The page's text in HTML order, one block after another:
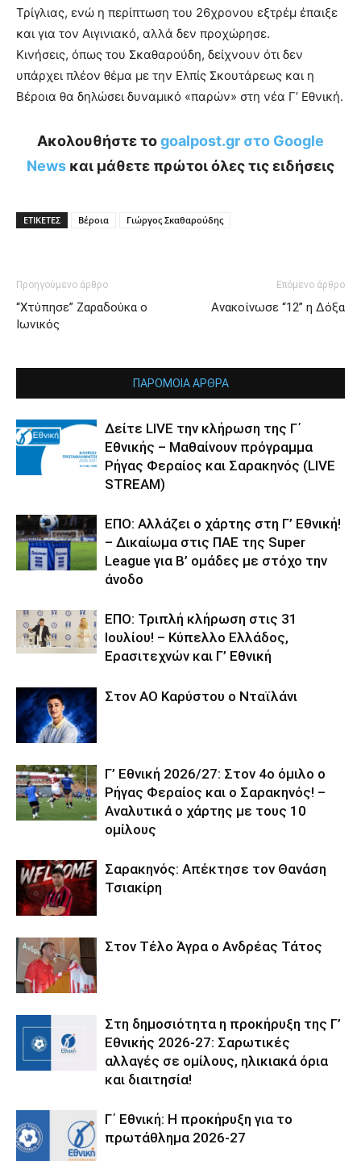
Τρίγλιας, ενώ η περίπτωση του 26χρονου εξτρέμ έπαιξε
και για τον Αιγινιακό, αλλά δεν προχώρησε.
Κινήσεις, όπως του Σκαθαρούδη, δείχνουν ότι δεν
υπάρχει πλέον θέμα με την Ελπίς Σκουτάρεως και η
Βέροια θα δηλώσει δυναμικό «παρών» στη νέα Γ’ Εθνική.
Ακολουθήστε τοgoalpost.gr στο Google
News και μάθετε πρώτοι όλες τις ειδήσεις
ΕΤΙΚΕΤΕΣ Βέροια Γιώργος Σκαθαρούδης
Προηγούμενο άρθρο
“Χτύπησε” Ζαραδούκα ο
Ιωνικός
Επόμενο άρθρο
Ανακοίνωσε “12” η Δόξα
ΠΑΡΟΜΟΙΑ ΑΡΘΡΑ
Δείτε LIVE την κλήρωση της Γ΄
Εθνικής – Μαθαίνουν πρόγραμμα
Ρήγας Φεραίος και Σαρακηνός (LIVE
STREAM)
ΕΠΟ: Αλλάζει ο χάρτης στη Γ’ Εθνική!
– Δικαίωμα στις ΠΑΕ της Super
League για Β’ ομάδες με στόχο την
άνοδο
ΕΠΟ: Τριπλή κλήρωση στις 31
Ιουλίου! – Κύπελλο Ελλάδος,
Ερασιτεχνών και Γ’ Εθνική
Στον ΑΟ Καρύστου ο Νταϊλάνι
Γ’ Εθνική 2026/27: Στον 4ο όμιλο ο
Ρήγας Φεραίος και ο Σαρακηνός! –
Αναλυτικά ο χάρτης με τους 10
ομίλους
Σαρακηνός: Απέκτησε τον Θανάση
Τσιακίρη
Στον Τέλο Άγρα ο Ανδρέας Τάτος
Στη δημοσιότητα η προκήρυξη της Γ’
Εθνικής 2026-27: Σαρωτικές
αλλαγές σε ομίλους, ηλικιακά όρια
και διαιτησία!
Γ΄ Εθνική: Η προκήρυξη για το
πρωτάθλημα 2026-27